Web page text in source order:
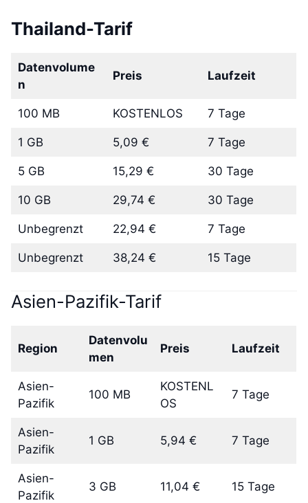
Thailand-Tarif
Datenvolume
n
Preis Laufzeit
100 MB KOSTENLOS 7 Tage
1 GB 5,09 € 7 Tage
5 GB 15,29 € 30 Tage
10 GB 29,74 € 30 Tage
Unbegrenzt 22,94 € 7 Tage
Unbegrenzt 38,24 € 15 Tage
Asien-Pazifik-Tarif
Region
Datenvolu
men
Preis Laufzeit
Asien-
Pazifik
100 MB
KOSTENL
OS
7 Tage
Asien-
Pazifik
1 GB 5,94 € 7 Tage
Asien-
Pazifik
3 GB 11,04 € 15 Tage